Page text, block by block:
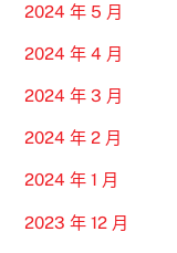
2024 年 5 月
2024 年 4 月
2024 年 3 月
2024 年 2 月
2024 年 1 月
2023 年 12 月